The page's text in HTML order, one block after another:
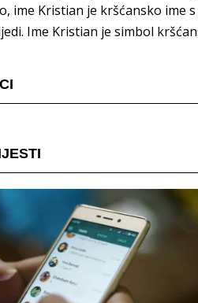
ime Kristian je kršćansko ime
Ime Kristian je simbol